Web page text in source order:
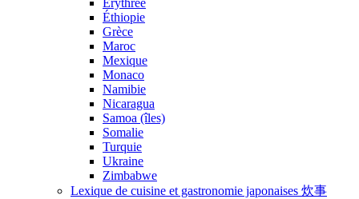
Érythrée
Éthiopie
Grèce
Maroc
Mexique
Monaco
Namibie
Nicaragua
Samoa (îles)
Somalie
Turquie
Ukraine
Zimbabwe
Lexique de cuisine et gastronomie japonaises 炊事